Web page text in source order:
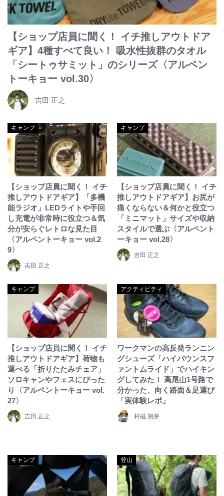
【ショップ店員に聞く！ イチ推しアウトドア
ギア】4種すべて良い！ 吸水性抜群のタオル
「シートゥサミット」のシリーズ〈アルペン
トーキョー vol.30〉
吉田 正之
キャンプ
【ショップ店員に聞く！ イチ
推しアウトドアギア】「多機
能ラジオ」LEDライトや手回
し充電が非常時に役立つ＆気
分が安らぐレトロな見た目
〈アルペントーキョー vol.2
9〉
吉田 正之
キャンプ
【ショップ店員に聞く！ イチ
推しアウトドアギア】お尻が
痛くならない＆何かと役立つ
「ミニマット」サイズや収納
スタイルで選ぶ〈アルペント
ーキョー vol.28〉
吉田 正之
キャンプ
【ショップ店員に聞く！ イチ
推しアウトドアギア】荷物も
運べる「折りたたみチェア」
ソロキャンやフェスにぴった
り〈アルペントーキョー vol.
27〉
吉田 正之
アクティビティ
ワークマンの高反発ランニン
グシューズ「ハイバウンスフ
ァントムライド」でハイキン
グしてみた！ 高尾山1号路で
分かった、向く路面＆足運び
「実体験レポ」
村磁 朔芽
キャンプ 登山